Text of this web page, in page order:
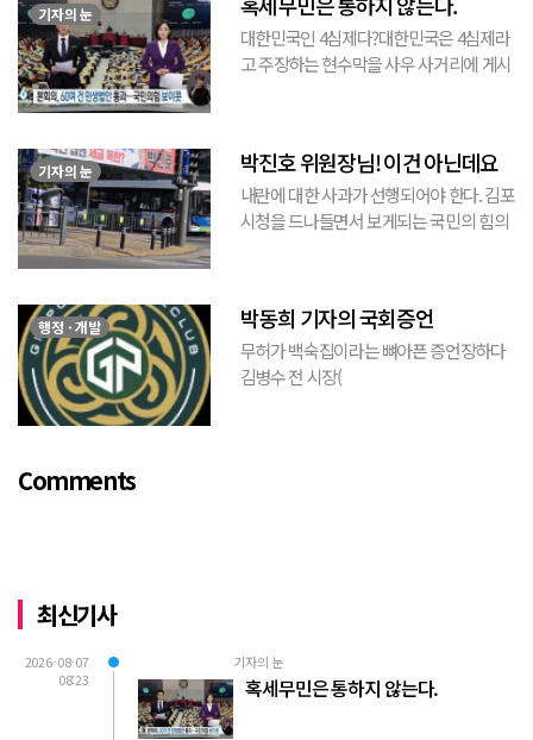
기자의 눈
대한민국인 4심제다?대한민국은 4심제라
고 주장하는 현수막을 사우 사거리에 게시
민(惑...
기자의 눈 박진호 위원장님! 이건 아닌데요
내란에 대한 사과가 선행되어야 한다. 김포
시청을 드나들면서 보게되는 국민의 힘의
이 하...
행정 · 개발 박동희 기자의 국회증언
무허가 백숙집이라는 뼈아픈 증언장하다
김병수 전 시장(
Comments
최신기사
2026-08-07
08:23
기자의 눈
혹세무민은 통하지 않는다.